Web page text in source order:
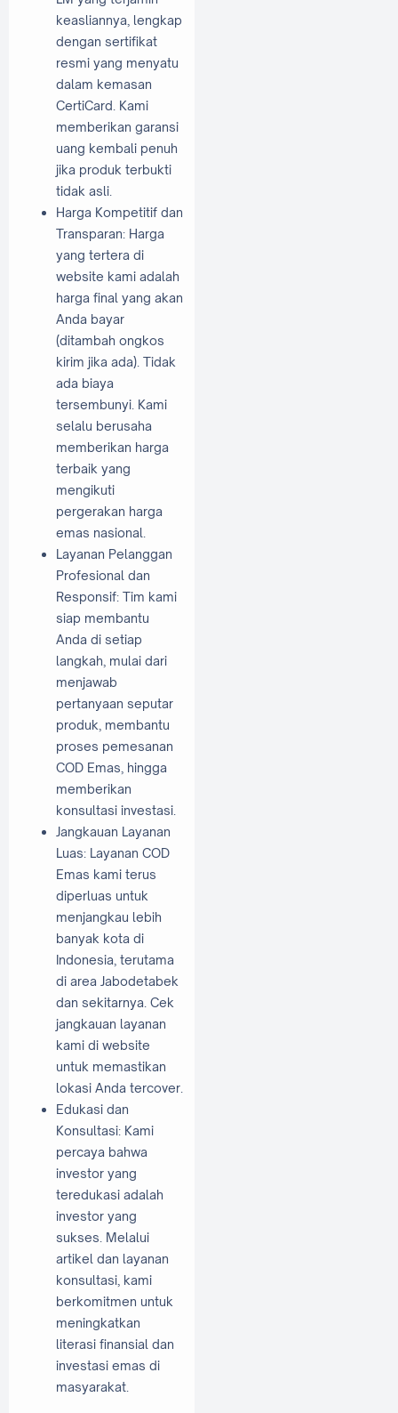
keasliannya, lengkap
dengan sertifikat
resmi yang menyatu
dalam kemasan
CertiCard. Kami
memberikan garansi
uang kembali penuh
jika produk terbukti
tidak asli.
Harga Kompetitif dan
Transparan: Harga
yang tertera di
website kami adalah
harga final yang akan
Anda bayar
(ditambah ongkos
kirim jika ada). Tidak
ada biaya
tersembunyi. Kami
selalu berusaha
memberikan harga
terbaik yang
mengikuti
pergerakan harga
emas nasional.
Layanan Pelanggan
Profesional dan
Responsif: Tim kami
siap membantu
Anda di setiap
langkah, mulai dari
menjawab
pertanyaan seputar
produk, membantu
proses pemesanan
COD Emas, hingga
memberikan
konsultasi investasi.
Jangkauan Layanan
Luas: Layanan COD
Emas kami terus
diperluas untuk
menjangkau lebih
banyak kota di
Indonesia, terutama
di area Jabodetabek
dan sekitarnya. Cek
jangkauan layanan
kami di website
untuk memastikan
lokasi Anda tercover.
Edukasi dan
Konsultasi: Kami
percaya bahwa
investor yang
teredukasi adalah
investor yang
sukses. Melalui
artikel dan layanan
konsultasi, kami
berkomitmen untuk
meningkatkan
literasi finansial dan
investasi emas di
masyarakat.